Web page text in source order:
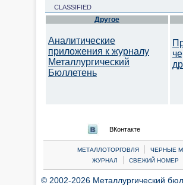
CLASSIFIED
Другое
Аналитические
приложения к журналу
Металлургический
Бюллетень
ВКонтакте
МЕТАЛЛОТОРГОВЛЯ | ЧЕРНЫЕ
ЖУРНАЛ
| СВЕЖИЙ НОМЕР
© 2002-2026 Металлургический